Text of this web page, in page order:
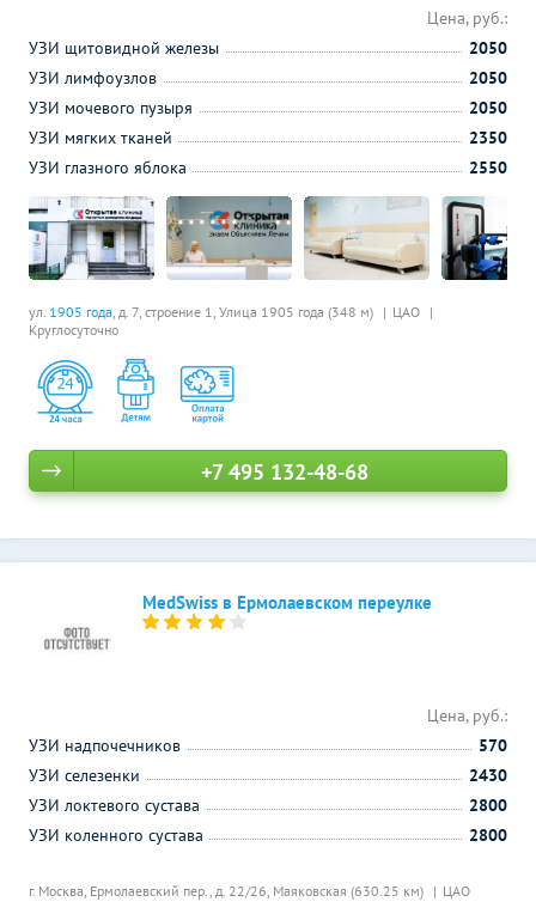
ул. 1905 года, д. 7, строение 1, Улица 1905 года (348 м)
ЦАО
Круглосуточно
Цена, руб.:
УЗИ щитовидной железы
2050
УЗИ лимфоузлов
2050
УЗИ мочевого пузыря
2050
УЗИ мягких тканей
2350
УЗИ глазного яблока
2550
+7 495 132-48-68
MedSwiss в Ермолаевском переулке
г. Москва, Ермолаевский пер., д. 22/26, Маяковская (630.25 км) ЦАО
Цена, руб.:
УЗИ надпочечников
570
УЗИ селезенки
2430
УЗИ локтевого сустава
2800
УЗИ коленного сустава
2800